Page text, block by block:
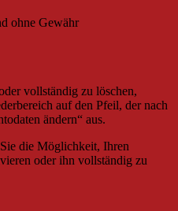
ohne Gewähr
vollständig zu löschen,
auf den Pfeil, der nach
ändern“ aus.
die Möglichkeit, Ihren
oder ihn vollständig zu